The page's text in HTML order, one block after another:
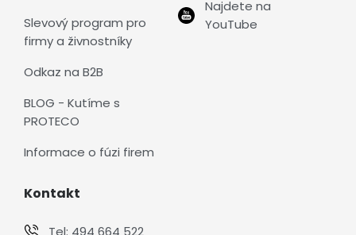
Slevový program pro
firmy a živnostníky
Odkaz na B2B
BLOG - Kutíme s
PROTECO
Informace o fúzi firem
Najdete na
YouTube
Kontakt